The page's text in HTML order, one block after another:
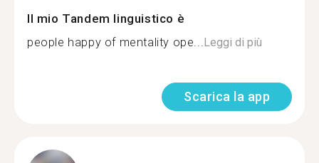
Il mio Tandem linguistico è
people happy of mentality ope...Leggi di più
Scarica la app